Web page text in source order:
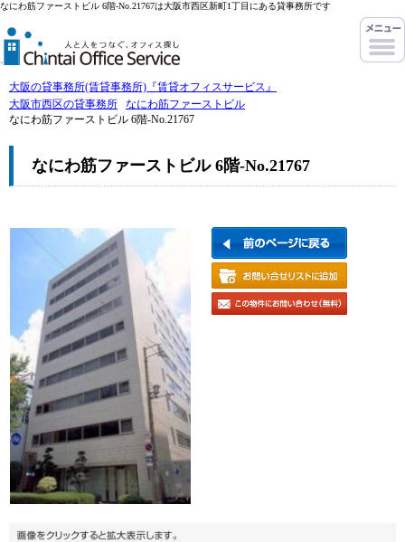
なにわ筋ファーストビル 6階-No.21767は大阪市西区新町1丁目にある貸事務所です
大阪の貸事務所(賃貸事務所)『賃貸オフィスサービス』
大阪市西区の貸事務所
なにわ筋ファーストビル
なにわ筋ファーストビル 6階-No.21767
なにわ筋ファーストビル 6階-No.21767